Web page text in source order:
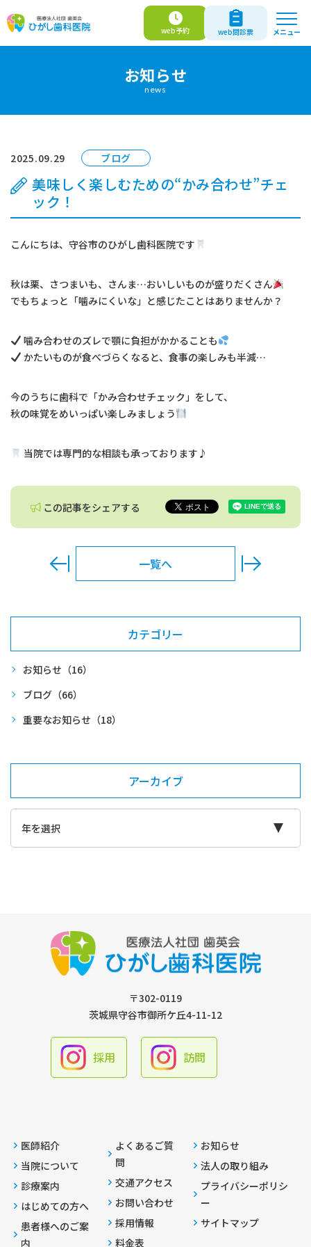
web予約 web問診票 メニュー
診療案内
はじめての方へ
よくあるご質問
料金表
法人の取り組み
tel.0297-45-0808
（受付時間：9:30-18:00）
〒302-0119
茨城県守谷市御所ヶ丘4-11-12
お知らせ
news
2025.09.29 ブログ
美味しく楽しむための“かみ合わせ”チェ
ック！
こんにちは、守谷市のひがし歯科医院です
秋は栗、さつまいも、さんま…おいしいものが盛りだくさん
でもちょっと「噛みにくいな」と感じたことはありませんか？
噛み合わせのズレで顎に負担がかかることも
かたいものが食べづらくなると、食事の楽しみも半減…
今のうちに歯科で「かみ合わせチェック」をして、
秋の味覚をめいっぱい楽しみましょう
当院では専門的な相談も承っております♪
この記事をシェアする
一覧へ
カテゴリー
お知らせ （16）
ブログ （66）
重要なお知らせ （18）
アーカイブ
〒302-0119
茨城県守谷市御所ケ丘4-11-12
採用 訪問
医師紹介
当院について
診療案内
はじめての方へ
患者様へのご案
内
よくあるご質
問
交通アクセス
お問い合わせ
採用情報
料金表
お知らせ
法人の取り組み
プライバシーポリシ
ー
サイトマップ